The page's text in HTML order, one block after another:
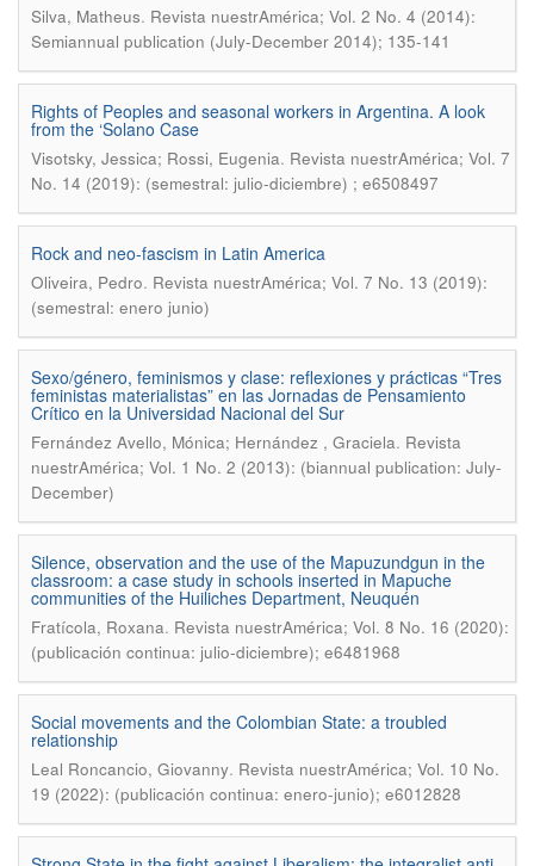
Silva, Matheus. Revista nuestrAmérica; Vol. 2 No. 4 (2014):
Semiannual publication (July-December 2014); 135-141
Rights of Peoples and seasonal workers in Argentina. A look
from the ‘Solano Case
Visotsky, Jessica; Rossi, Eugenia. Revista nuestrAmérica; Vol. 7
No. 14 (2019): (semestral: julio-diciembre) ; e6508497
Rock and neo-fascism in Latin America
Oliveira, Pedro. Revista nuestrAmérica; Vol. 7 No. 13 (2019):
(semestral: enero junio)
Sexo/género, feminismos y clase: reflexiones y prácticas “Tres
feministas materialistas” en las Jornadas de Pensamiento
Crítico en la Universidad Nacional del Sur
Fernández Avello, Mónica; Hernández , Graciela. Revista
nuestrAmérica; Vol. 1 No. 2 (2013): (biannual publication: July-
December)
Silence, observation and the use of the Mapuzundgun in the
classroom: a case study in schools inserted in Mapuche
communities of the Huiliches Department, Neuquén
Fratícola, Roxana. Revista nuestrAmérica; Vol. 8 No. 16 (2020):
(publicación continua: julio-diciembre); e6481968
Social movements and the Colombian State: a troubled
relationship
Leal Roncancio, Giovanny. Revista nuestrAmérica; Vol. 10 No.
19 (2022): (publicación continua: enero-junio); e6012828